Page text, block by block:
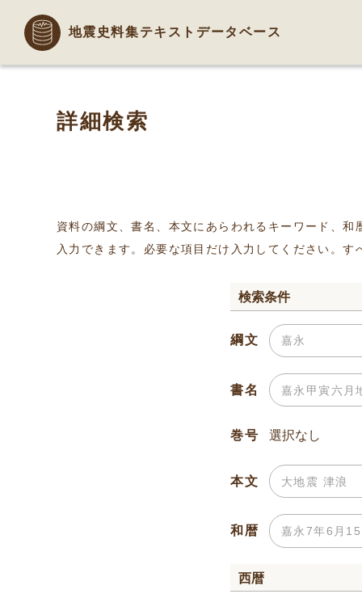
地震史料集テキストデータベース
詳細検索
資料の綱文、書名、本文にあらわれるキーワード、
入力できます。必要な項目だけ入力してください。
検索条件
綱文
書名
巻号
本文
和暦
西暦